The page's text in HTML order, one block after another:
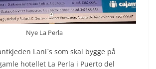
Nye La Perla
Lani´s som skal bygge på
hotellet La Perla i Puerto del